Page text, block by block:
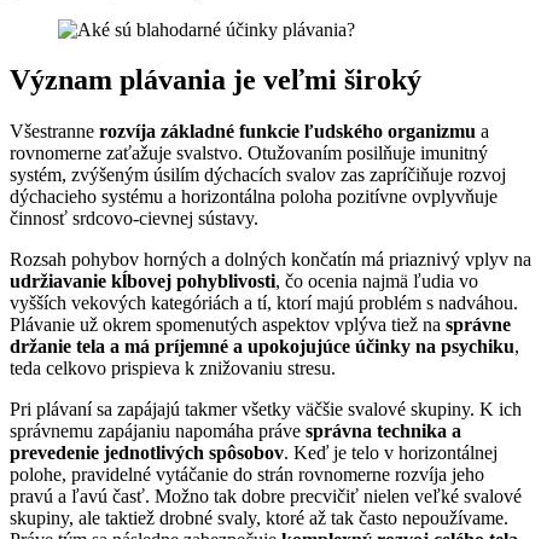
Význam plávania je veľmi široký
Všestranne rozvíja základné funkcie ľudského organizmu a
rovnomerne zaťažuje svalstvo. Otužovaním posilňuje imunitný
systém, zvýšeným úsilím dýchacích svalov zas zapríčiňuje rozvoj
dýchacieho systému a horizontálna poloha pozitívne ovplyvňuje
činnosť srdcovo-cievnej sústavy.
Rozsah pohybov horných a dolných končatín má priaznivý vplyv na
udržiavanie kĺbovej pohyblivosti, čo ocenia najmä ľudia vo
vyšších vekových kategóriách a tí, ktorí majú problém s nadváhou.
Plávanie už okrem spomenutých aspektov vplýva tiež na správne
držanie tela a má príjemné a upokojujúce účinky na psychiku,
teda celkovo prispieva k znižovaniu stresu.
Pri plávaní sa zapájajú takmer všetky väčšie svalové skupiny. K ich
správnemu zapájaniu napomáha práve správna technika a
prevedenie jednotlivých spôsobov. Keď je telo v horizontálnej
polohe, pravidelné vytáčanie do strán rovnomerne rozvíja jeho
pravú a ľavú časť. Možno tak dobre precvičiť nielen veľké svalové
skupiny, ale taktiež drobné svaly, ktoré až tak často nepoužívame.